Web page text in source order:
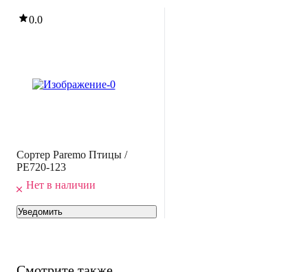
0.0
Сортер Paremo Птицы /
PE720-123
Нет в наличии
Уведомить